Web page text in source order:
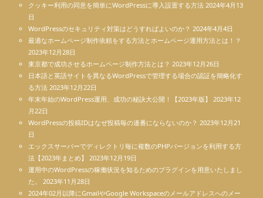
クッキー利用の同意を簡単にWordPressに導入設置する方法 2024年4月13
日
WordPressのセキュリティ対策はどうすればよいのか？ 2024年4月4日
最適なホームページ制作依頼をする方法とホームページ運用方法とは！？
2023年12月28日
東京都で成功させるホームページ制作方法とは？ 2023年12月26日
日本語と英語サイトを異なるWordPressで管理する場合の認証を簡略化す
る方法 2023年12月22日
年末年始のWordPress運用、成功の秘訣大公開！【2023年版】
2023年12
月22日
WordPressの投稿IDはなぜ投稿毎の連番にならないのか？ 2023年12月21
日
エックスサーバーでディレクトリ毎に複数のPHPバージョンを利用する方
法【2023年まとめ】
2023年12月19日
運用中のWordPressの稼働状況を知るためのプラグインを用意いたしまし
た。
2023年11月28日
2024年02月以降にGmailやGoogle Workspaceのメールアドレスへのメー